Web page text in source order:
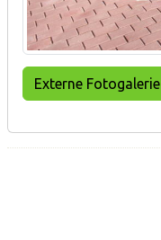
Externe Fotogalerie